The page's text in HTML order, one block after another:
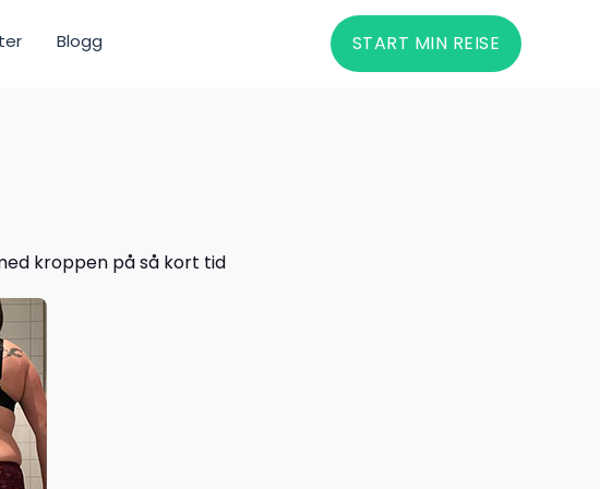
Blogg START MIN REISE
kroppen på så kort tid